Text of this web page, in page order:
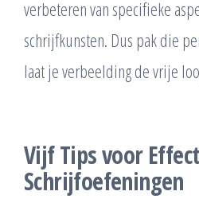
verbeteren van specifieke
schrijfkunsten. Dus pak die
laat je verbeelding de vrije
Vijf Tips voor
Schrijfoefeningen